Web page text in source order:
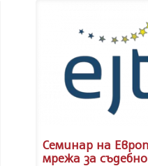
Семинар на
мрежа за